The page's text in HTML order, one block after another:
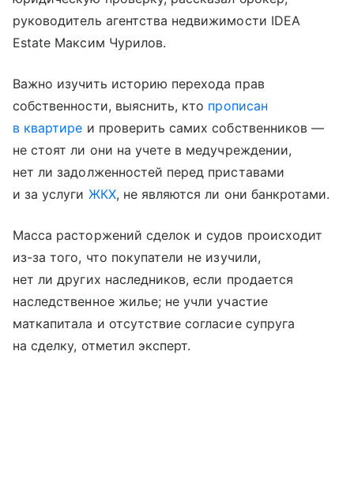
руководитель агентства недвижимости IDEA
Estate Максим Чурилов.
Важно изучить историю перехода прав
собственности, выяснить, кто прописан
в квартире и проверить самих собственников —
не стоят ли они на учете в медучреждении,
нет ли задолженностей перед приставами
и за услуги ЖКХ, не являются ли они банкротами.
Масса расторжений сделок и судов происходит
из-за того, что покупатели не изучили,
нет ли других наследников, если продается
наследственное жилье; не учли участие
маткапитала и отсутствие согласие супруга
на сделку, отметил эксперт.